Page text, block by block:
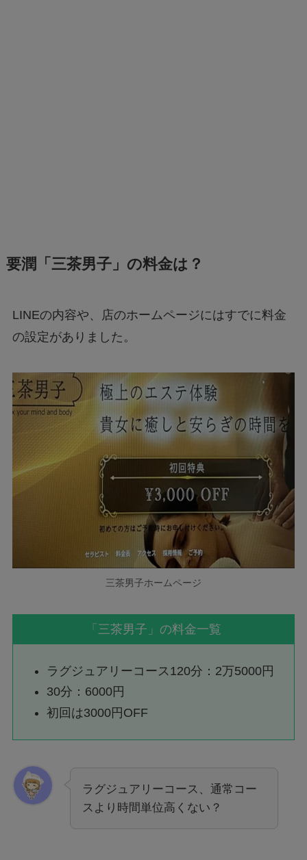
要潤「三茶男子」の料金は？
LINEの内容や、店のホームページにはすでに料金
の設定がありました。
三茶男子ホームページ
「三茶男子」の料金一覧
ラグジュアリーコース120分：2万5000円
30分：6000円
初回は3000円OFF
ラグジュアリーコース、通常コー
スより時間単位高くない？